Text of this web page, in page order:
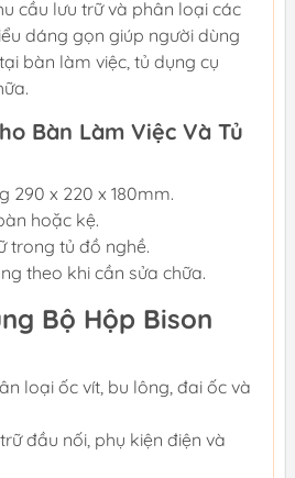
cầu lưu trữ và phân loại các
dáng gọn giúp người dùng
bàn làm việc, tủ dụng cụ
Bàn Làm Việc Và Tủ
290 x 220 x 180mm.
hoặc kệ.
trong tủ đồ nghề.
theo khi cần sửa chữa.
Bộ Hộp Bison
loại ốc vít, bu lông, đai ốc và
đầu nối, phụ kiện điện và